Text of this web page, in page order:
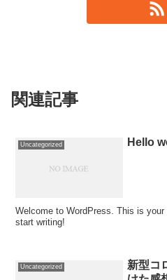
関連記事
Uncategorized Hello
Welcome to WordPress. This is
start writing!
Uncategorized
新型コ